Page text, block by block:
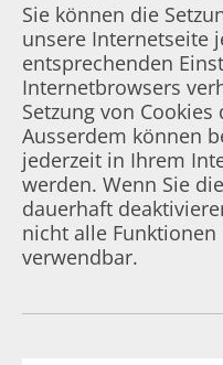
Sie können die
unsere Internetseite
entsprechenden
Internetbrowsers
Setzung von
Ausserdem können
jederzeit in Ihrem
werden. Wenn Sie
dauerhaft
nicht alle
verwendbar.